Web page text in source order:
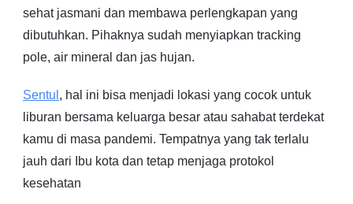
sehat jasmani dan membawa perlengkapan yang
dibutuhkan. Pihaknya sudah menyiapkan tracking
pole, air mineral dan jas hujan.
Sentul , hal ini bisa menjadi lokasi yang cocok untuk
liburan bersama keluarga besar atau sahabat terdekat
kamu di masa pandemi. Tempatnya yang tak terlalu
jauh dari Ibu kota dan tetap menjaga protokol
kesehatan